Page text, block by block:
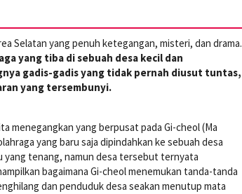
Selatan yang penuh ketegangan, misteri, dan drama.
yang tiba di sebuah desa kecil dan
gadis-gadis yang tidak pernah diusut tuntas,
yang tersembunyi.
menegangkan yang berpusat pada Gi-cheol (Ma
yang baru saja dipindahkan ke sebuah desa
yang tenang, namun desa tersebut ternyata
bagaimana Gi-cheol menemukan tanda-tanda
dan penduduk desa seakan menutup mata